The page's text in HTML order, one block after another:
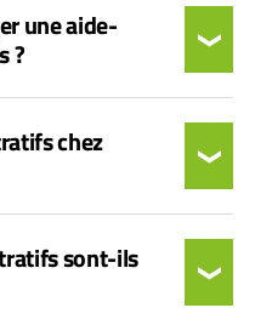
une aide-
?
chez
sont-ils